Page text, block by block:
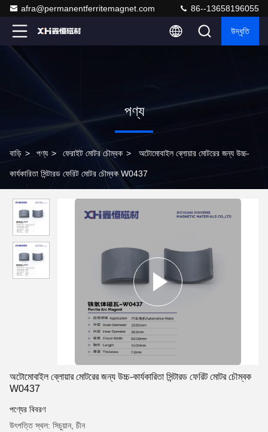
afra@permanentferritemagnet.com 86--13658196055
উদ্ধৃতি
পণ্য
বাড়ি > পণ্য > ফেরাইট মোটর চৌম্বক > অটোমোবাইল ব্লোয়ার মোটরের জন্য উচ্চ-
কার্যকারিতা সিন্টারড ফেরিট মোটর চৌম্বক W0437
অটোমোবাইল ব্লোয়ার মোটরের জন্য উচ্চ-কার্যকারিতা সিন্টারড ফেরিট মোটর চৌম্বক
W0437
পণ্যের বিবরণ
উৎপত্তি স্থল: সিচুয়ান, চীন